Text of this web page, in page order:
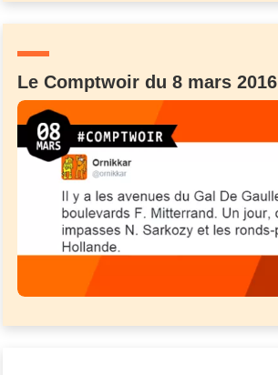
Le Comptwoir du 8 mars 2016